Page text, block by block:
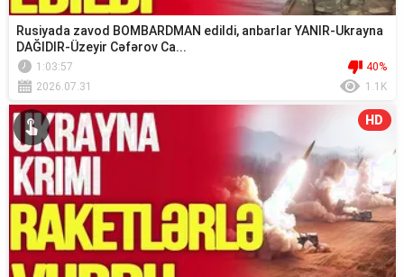
Rusiyada zavod BOMBARDMAN edildi, anbarlar YANIR-Ukrayna
DAĞIDIR-Üzeyir Cəfərov Ca...
1:03:57
40%
2026.07.31
1.1K
HD